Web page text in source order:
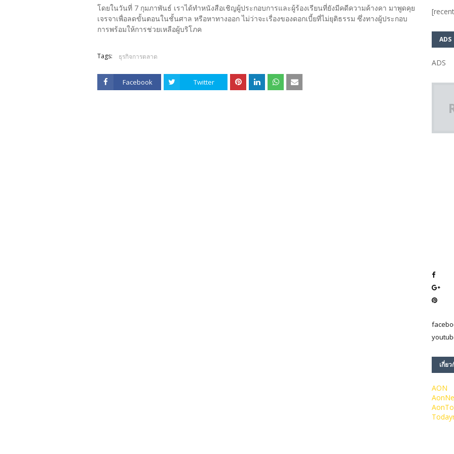
โดยในวันที่ 7 กุมภาพันธ์ เราได้ทำหนังสือเชิญผู้ประกอบการและผู้ร้องเรียนที่ยังมีคดีความค้างคา มาพูดคุย
เจรจาเพื่อลดขั้นตอนในชั้นศาล หรือหาทางออก ไม่ว่าจะเรื่องของดอกเบี้ยที่ไม่ยุติธรรม ซึ่งทางผู้ประกอบ
การพร้อมให้การช่วยเหลือผู้บริโภค
Tags: ธุรกิจการตลาด
Facebook Twitter
ADS
ADS
เกี่ย
AON